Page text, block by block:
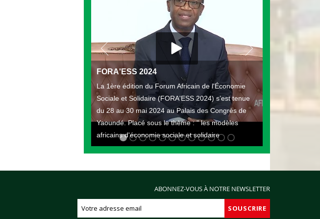
FORA'ESS 2024
La 1ère édition du Forum Africain de l'Économie
Sociale et Solidaire (FORA'ESS 2024) s’est tenue
du 28 au 30 mai 2024 au Palais des Congrès de
Yaoundé. Placé sous le thème : " les modèles
africains d'économie sociale et solidaire
ABONNEZ-VOUS À NOTRE NEWSLETTER